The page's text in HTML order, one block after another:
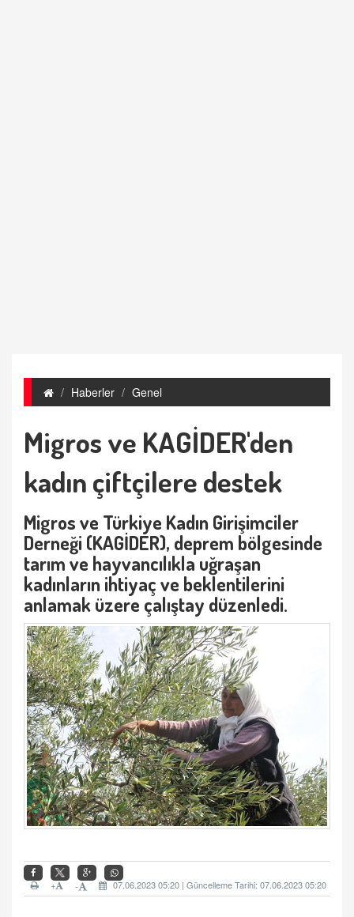
Haberler Genel
Migros ve KAGİDER'den
kadın çiftçilere destek
Migros ve Türkiye Kadın Girişimciler
Derneği (KAGİDER), deprem bölgesinde
tarım ve hayvancılıkla uğraşan
kadınların ihtiyaç ve beklentilerini
anlamak üzere çalıştay düzenledi.
07.06.2023 05:20 | Güncelleme Tarihi: 07.06.2023 05:20
-
+